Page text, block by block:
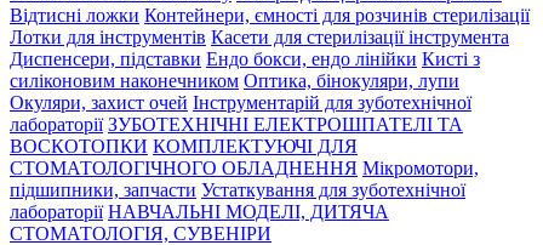
Відтисні ложки Контейнери, ємності для розчинів стерилізації
Лотки для інструментів Касети для стерилізації інструмента
Диспенсери, підставки Ендо бокси, ендо лінійки Кисті з
силіконовим наконечником Оптика, бінокуляри, лупи
Окуляри, захист очей Інструментарій для зуботехнічної
лабораторії ЗУБОТЕХНІЧНІ ЕЛЕКТРОШПАТЕЛІ ТА
ВОСКОТОПКИ КОМПЛЕКТУЮЧІ ДЛЯ
СТОМАТОЛОГІЧНОГО ОБЛАДНЕННЯ Мікромотори,
підшипники, запчасти Устаткування для зуботехнічної
лабораторії НАВЧАЛЬНІ МОДЕЛІ, ДИТЯЧА
СТОМАТОЛОГІЯ, СУВЕНІРИ